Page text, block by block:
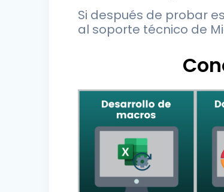
Si después de probar
al soporte técnico de